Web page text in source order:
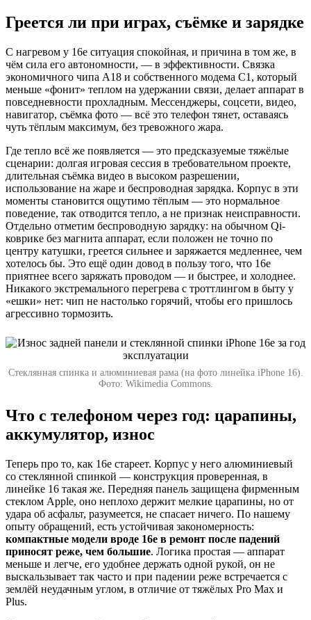
Греется ли при играх, съёмке и зарядке
С нагревом у 16e ситуация спокойная, и причина в том же, в
чём сила его автономности, — в эффективности. Связка
экономичного чипа A18 и собственного модема C1, который
меньше «фонит» теплом на удержании связи, делает аппарат в
повседневности прохладным. Мессенджеры, соцсети, видео,
навигатор, съёмка фото — всё это телефон тянет, оставаясь
чуть тёплым максимум, без тревожного жара.
Где тепло всё же появляется — это предсказуемые тяжёлые
сценарии: долгая игровая сессия в требовательном проекте,
длительная съёмка видео в высоком разрешении,
использование на жаре и беспроводная зарядка. Корпус в эти
моменты становится ощутимо тёплым — это нормальное
поведение, так отводится тепло, а не признак неисправности.
Отдельно отметим беспроводную зарядку: на обычном Qi-
коврике без магнита аппарат, если положен не точно по
центру катушки, греется сильнее и заряжается медленнее, чем
хотелось бы. Это ещё один довод в пользу того, что 16e
приятнее всего заряжать проводом — и быстрее, и холоднее.
Никакого экстремального перегрева с троттлингом в быту у
«ешки» нет: чип не настолько горячий, чтобы его пришлось
агрессивно тормозить.
Стеклянная спинка и алюминиевая рама (на фото линейка iPhone 16).
Фото: Wikimedia Commons.
Что с телефоном через год: царапины,
аккумулятор, износ
Теперь про то, как 16e стареет. Корпус у него алюминиевый
со стеклянной спинкой — конструкция проверенная, в
линейке 16 такая же. Передняя панель защищена фирменным
стеклом Apple, оно неплохо держит мелкие царапины, но от
удара об асфальт, разумеется, не спасает ничего. По нашему
опыту обращений, есть устойчивая закономерность:
компактные модели вроде 16e в ремонт после падений
приносят реже, чем большие. Логика простая — аппарат
меньше и легче, его удобнее держать одной рукой, он не
выскальзывает так часто и при падении реже встречается с
землёй неудачным углом, в отличие от тяжёлых Pro Max и
Plus.